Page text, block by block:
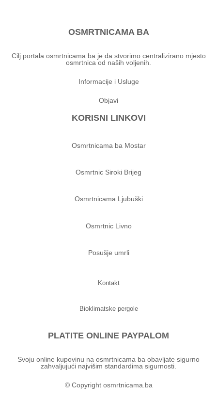
OSMRTNICAMA BA
Cilj portala osmrtnicama ba je da stvorimo centralizirano mjesto
osmrtnica od naših voljenih.
Informacije i Usluge
Objavi
KORISNI LINKOVI
Osmrtnicama ba Mostar
Osmrtnic Siroki Brijeg
Osmrtnicama Ljubuški
Osmrtnic Livno
Posušje umrli
Kontakt
Bioklimatske pergole
PLATITE ONLINE PAYPALOM
Svoju online kupovinu na osmrtnicama ba obavljate sigurno
zahvaljujući najvišim standardima sigurnosti.
© Copyright osmrtnicama.ba